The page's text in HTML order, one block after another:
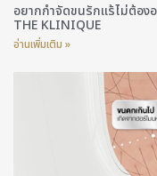
อยากกำจัดขนรักแร้ไม่ต้อง
THE KLINIQUE
อ่านเพิ่มเติม »